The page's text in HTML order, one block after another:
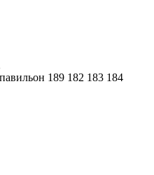
189 182 183 184